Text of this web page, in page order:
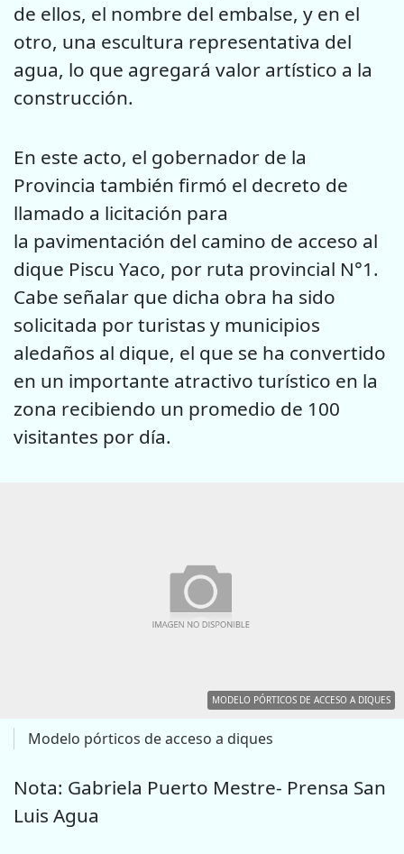
de ellos, el nombre del embalse, y en el
otro, una escultura representativa del
agua, lo que agregará valor artístico a la
construcción.
En este acto, el gobernador de la
Provincia también firmó el decreto de
llamado a licitación para
la pavimentación del camino de acceso al
dique Piscu Yaco, por ruta provincial N°1.
Cabe señalar que dicha obra ha sido
solicitada por turistas y municipios
aledaños al dique, el que se ha convertido
en un importante atractivo turístico en la
zona recibiendo un promedio de 100
visitantes por día.
MODELO PÓRTICOS DE ACCESO A DIQUES
Modelo pórticos de acceso a diques
Nota: Gabriela Puerto Mestre- Prensa San
Luis Agua